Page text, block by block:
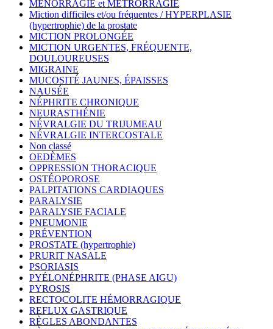
MÉNORRAGIE et MÉTRORRAGIE
Miction difficiles et/ou fréquentes / HYPERPLASIE
(hypertrophie) de la prostate
MICTION PROLONGÉE
MICTION URGENTES, FRÉQUENTE,
DOULOUREUSES
MIGRAINE
MUCOSITÉ JAUNES, ÉPAISSES
NAUSÉE
NÉPHRITE CHRONIQUE
NEURASTHÉNIE
NÉVRALGIE DU TRIJUMEAU
NÉVRALGIE INTERCOSTALE
Non classé
OEDÈMES
OPPRESSION THORACIQUE
OSTÉOPOROSE
PALPITATIONS CARDIAQUES
PARALYSIE
PARALYSIE FACIALE
PNEUMONIE
PRÉVENTION
PROSTATE (hypertrophie)
PRURIT NASALE
PSORIASIS
PYÉLONÉPHRITE (PHASE AIGU)
PYROSIS
RECTOCOLITE HÉMORRAGIQUE
REFLUX GASTRIQUE
RÈGLES ABONDANTES